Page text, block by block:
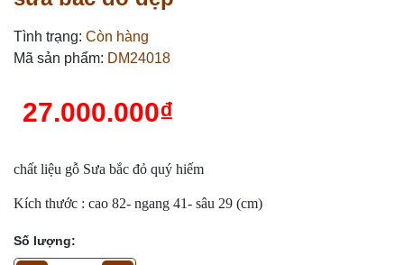
Tình trạng: Còn hàng
Mã sản phẩm: DM24018
27.000.000₫
chất liệu gỗ Sưa bắc đỏ quý hiếm
Kích thước : cao 82- ngang 41- sâu 29 (cm)
Số lượng: